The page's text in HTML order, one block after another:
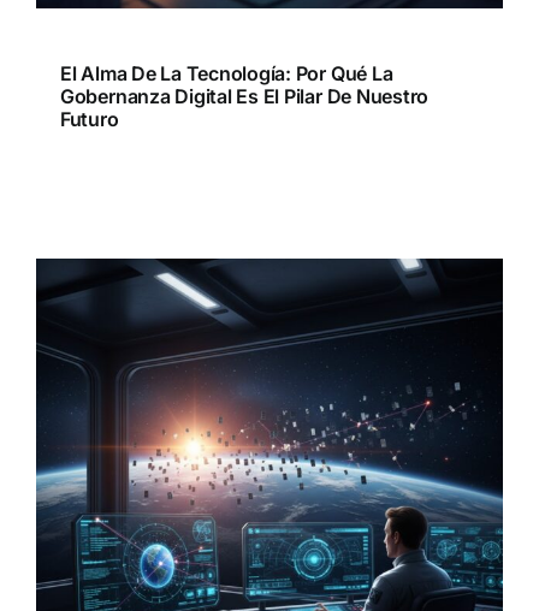
El Alma De La Tecnología: Por Qué La
Gobernanza Digital Es El Pilar De Nuestro
Futuro